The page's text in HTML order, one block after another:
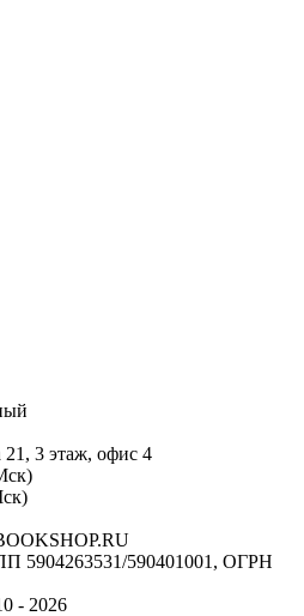
3 этаж, офис 4
590401001, ОГРН
- 2026